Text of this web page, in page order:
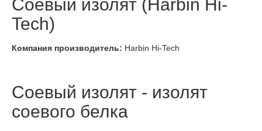
Соевый изолят (Harbin Hi-
Tech)
Компания производитель: Harbin Hi-Tech
Соевый изолят - изолят
соевого белка